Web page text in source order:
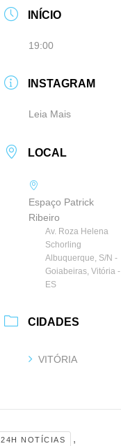
INÍCIO
19:00
INSTAGRAM
Leia Mais
LOCAL
Espaço Patrick
Ribeiro
Av. Roza Helena
Schorling
Albuquerque, S/N -
Goiabeiras, Vitória -
ES
CIDADES
VITÓRIA
24H NOTÍCIAS ,